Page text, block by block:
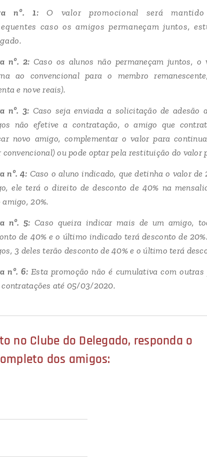
nº. 1:O valor promocional será mantido
caso os amigos permaneçam juntos,
nº. 2: Caso os alunos não permaneçam juntos, o
ao convencional para o membro
e nove reais).
nº. 3: Caso seja enviada a solicitação de adesão
não efetive a contratação, o amigo que
novo amigo, complementar o valor para
convencional) ou pode optar pela restituição do valor
nº. 4: Caso o aluno indicado, que detinha o valor de
ele terá o direito de desconto de 40% na
amigo, 20%.
nº. 5:Caso queira indicar mais de um amigo,
de 40% e o último indicado terá desconto de
3 deles terão desconto de 40% e o último terá
nº. 6: Esta promoção não é cumulativa com
contratações até 05/03/2020.
no Clube do Delegado, responda o
dos amigos: